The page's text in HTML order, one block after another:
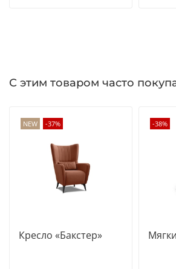
С этим товаром часто
NEW -37%
Кресло «Бакстер»
-38%